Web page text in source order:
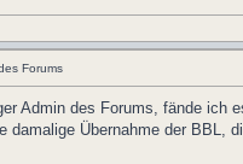
Forums
Admin des Forums, fände ich
damalige Übernahme der BBL,